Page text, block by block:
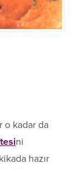
o kadar da
ni
hazır